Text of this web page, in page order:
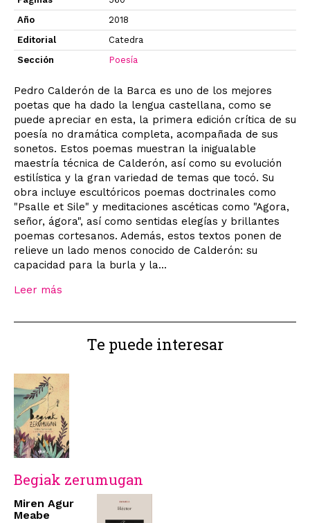
Año
2018
Editorial
Catedra
Sección
Poesía
Pedro Calderón de la Barca es uno de los mejores
poetas que ha dado la lengua castellana, como se
puede apreciar en esta, la primera edición crítica de su
poesía no dramática completa, acompañada de sus
sonetos. Estos poemas muestran la inigualable
maestría técnica de Calderón, así como su evolución
estilística y la gran variedad de temas que tocó. Su
obra incluye escultóricos poemas doctrinales como
"Psalle et Sile" y meditaciones ascéticas como "Agora,
señor, ágora", así como sentidas elegías y brillantes
poemas cortesanos. Además, estos textos ponen de
relieve un lado menos conocido de Calderón: su
capacidad para la burla y la...
Leer más
Te puede interesar
Begiak zerumugan
Miren Agur
Meabe